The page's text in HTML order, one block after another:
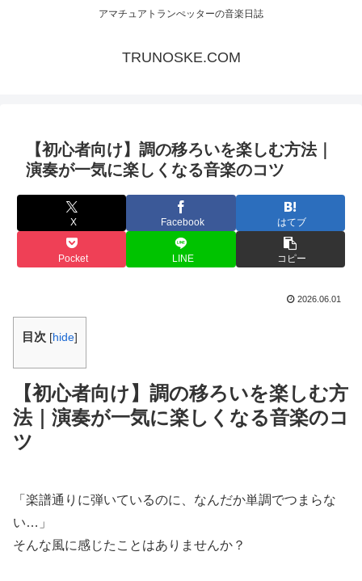
アマチュアトランぺッターの音楽日誌
TRUNOSKE.COM
【初心者向け】調の移ろいを楽しむ方法｜
演奏が一気に楽しくなる音楽のコツ
X Facebook はてブ
Pocket LINE コピー
2026.06.01
目次 [hide]
【初心者向け】調の移ろいを楽しむ方
法｜演奏が一気に楽しくなる音楽のコ
ツ
「楽譜通りに弾いているのに、なんだか単調でつまらな
い…」
そんな風に感じたことはありませんか？